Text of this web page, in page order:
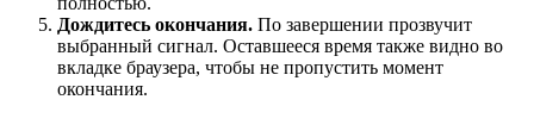
НАСТРОЙКИ
Дождитесь окончания. По завершении прозвучит
выбранный сигнал. Оставшееся время также видно во
вкладке браузера, чтобы не пропустить момент
окончания.